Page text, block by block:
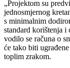
„Projektom su
jednosmjernog
s minimalnim
standard korištenja i
vodilo se računa o
će tako biti
toplim zrakom.